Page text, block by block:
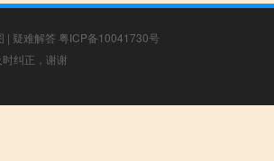
| 疑难解答 粤ICP备10041730号
纠正，谢谢